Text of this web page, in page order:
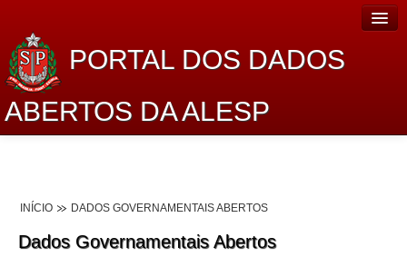
PORTAL DOS DADOS
ABERTOS DA ALESP
Lei de Acesso à Informação
INÍCIO DADOS GOVERNAMENTAIS ABERTOS
Dados Governamentais Abertos